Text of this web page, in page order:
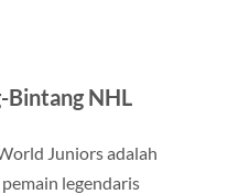
Bintang NHL
Juniors adalah
legendaris